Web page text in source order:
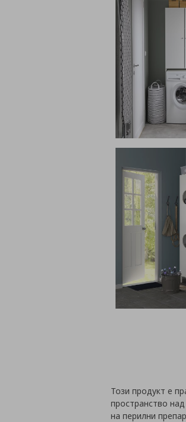
Този продукт е
пространство
на перилни